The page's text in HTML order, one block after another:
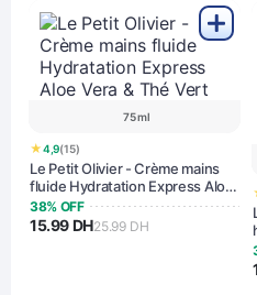
75 ml
★4,9(15)
Le Petit Olivier - Crème mains
fluide Hydratation Express Aloe
Vera & Thé Vert
38% OFF
15.99 DH25.99 DH